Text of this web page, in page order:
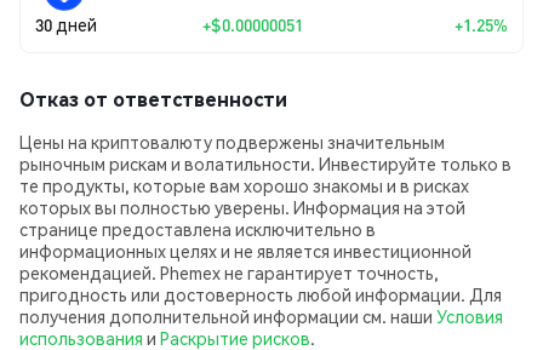
30 дней +$0.00000051 +1.25%
Отказ от ответственности
Цены на криптовалюту подвержены значительным
рыночным рискам и волатильности. Инвестируйте только в
те продукты, которые вам хорошо знакомы и в рисках
которых вы полностью уверены. Информация на этой
странице предоставлена исключительно в
информационных целях и не является инвестиционной
рекомендацией. Phemex не гарантирует точность,
пригодность или достоверность любой информации. Для
получения дополнительной информации см. наши Условия
использования и Раскрытие рисков.